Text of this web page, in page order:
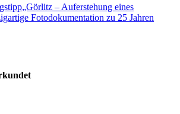
„Görlitz – Auferstehung eines
Fotodokumentation zu 25 Jahren